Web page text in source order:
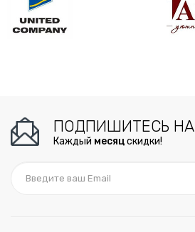
ПОДПИШИТЕСЬ НА
Каждый месяцскидки!